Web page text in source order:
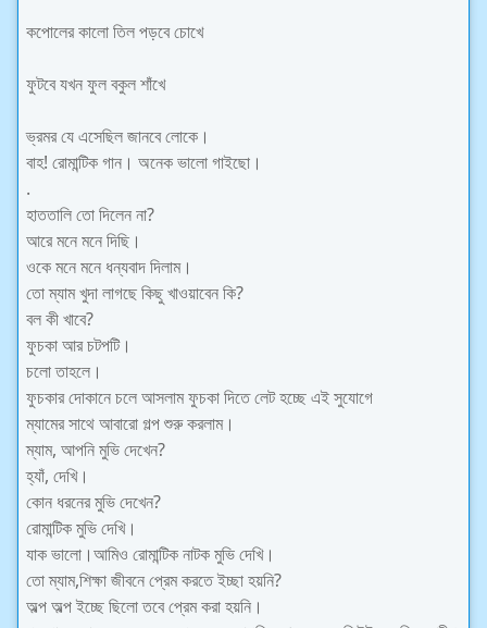
কপোলের কালো তিল পড়বে চোখে
ফুটবে যখন ফুল বকুল শাঁখে
ভ্রমর যে এসেছিল জানবে লোকে।
বাহ! রোমান্টিক গান। অনেক ভালো গাইছো।
.
হাততালি তো দিলেন না?
আরে মনে মনে দিছি।
ওকে মনে মনে ধন্যবাদ দিলাম।
তো ম্যাম খুদা লাগছে কিছু খাওয়াবেন কি?
বল কী খাবে?
ফুচকা আর চটপটি।
চলো তাহলে।
ফুচকার দোকানে চলে আসলাম ফুচকা দিতে লেট হচ্ছে এই সুযোগে
ম্যামের সাথে আবারো গল্প শুরু করলাম।
ম্যাম, আপনি মুভি দেখেন?
হ্যাঁ, দেখি।
কোন ধরনের মুভি দেখেন?
রোমান্টিক মুভি দেখি।
যাক ভালো।আমিও রোমান্টিক নাটক মুভি দেখি।
তো ম্যাম,শিক্ষা জীবনে প্রেম করতে ইচ্ছা হয়নি?
অল্প অল্প ইচ্ছে ছিলো তবে প্রেম করা হয়নি।